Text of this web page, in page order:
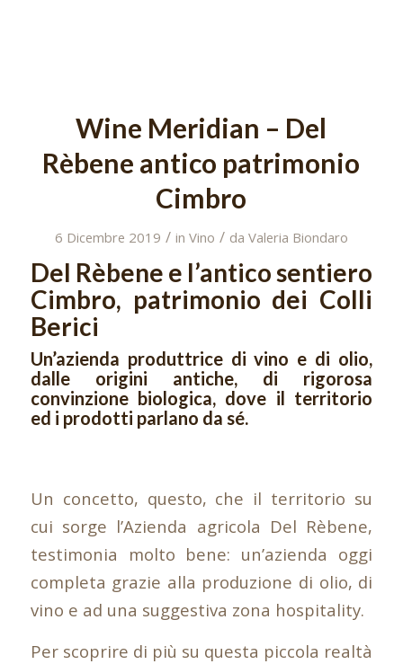
Wine Meridian – Del
Rèbene antico patrimonio
Cimbro
6 Dicembre 2019 / in Vino / da Valeria Biondaro
Del Rèbene e l’antico sentiero
Cimbro, patrimonio dei Colli
Berici
Un’azienda produttrice di vino e di olio,
dalle origini antiche, di rigorosa
convinzione biologica, dove il territorio
ed i prodotti parlano da sé.
Un concetto, questo, che il territorio su
cui sorge l’Azienda agricola Del Rèbene,
testimonia molto bene: un’azienda oggi
completa grazie alla produzione di olio, di
vino e ad una suggestiva zona hospitality.
Per scoprire di più su questa piccola realtà